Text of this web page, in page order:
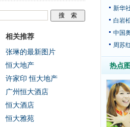
相关推荐
张琳的最新图片
恒大地产
许家印 恒大地产
广州恒大酒店
恒大酒店
恒大雅苑
新华
白岩
中国
周苏
热点